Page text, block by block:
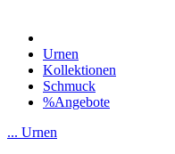
Urnen
Kollektionen
Schmuck
%Angebote
... Urnen